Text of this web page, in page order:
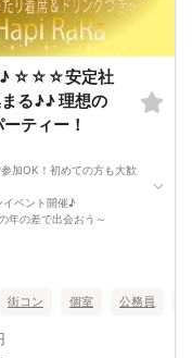
☆☆☆安定社
る♪♪ 理想の
ティー！
加OK！初めての方も大歓
イベント開催♪
年の差で出会おう～
」
など）
い！
街コン 個室 公務員